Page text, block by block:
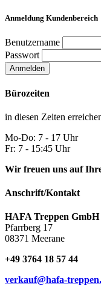
Anmeldung Kundenbereich
Benutzername
Passwort
Anmelden
Bürozeiten
in diesen Zeiten
Mo-Do: 7 - 17 Uhr
Fr: 7 - 15:45 Uhr
Wir freuen uns auf
Anschrift/Kontakt
HAFA Treppen GmbH
Pfarrberg 17
08371 Meerane
+49 3764 18 57 44
verkauf@hafa-